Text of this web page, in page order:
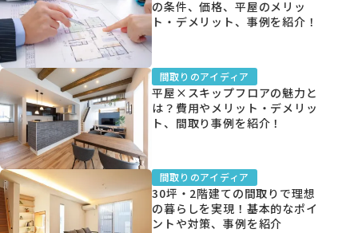
の条件、価格、平屋のメリッ
ト・デメリット、事例を紹介！
間取りのアイディア
平屋×スキップフロアの魅力と
は？費用やメリット・デメリッ
ト、間取り事例を紹介！
間取りのアイディア
30坪・2階建ての間取りで理想
の暮らしを実現！基本的なポイ
ントや対策、事例を紹介